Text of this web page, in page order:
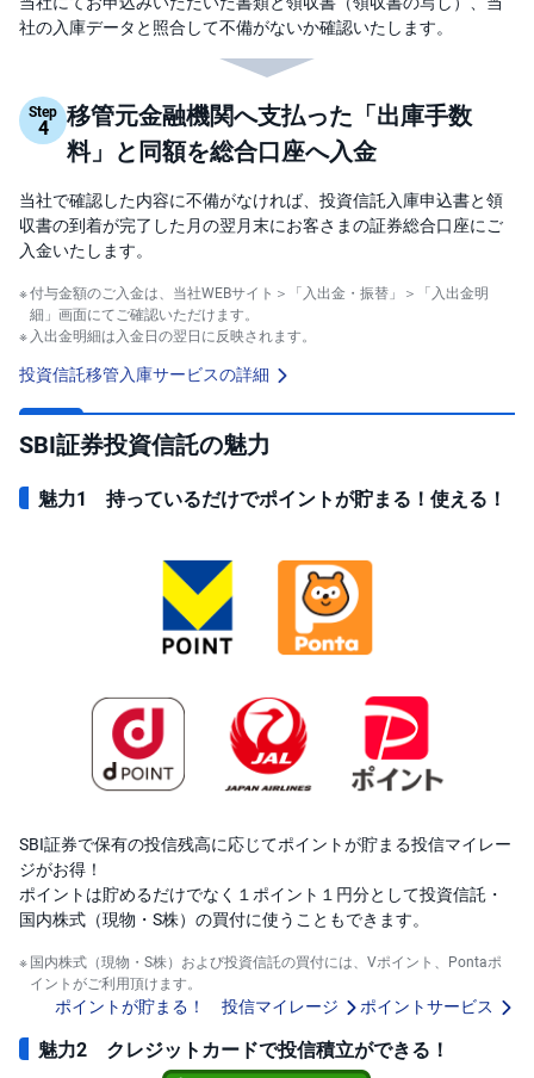
6
5)
頭
C
F
S
T(
セ
キ
リ
テ
ィ
・
ト
ー
ン
S
BI
i
D
e
C
o
社の入庫データと照合して不備がないか確認いたします。
Step
4
移管元金融機関へ支払った「出庫手数
料」と同額を総合口座へ入金
当社で確認した内容に不備がなければ、投資信託入庫申込書と領
収書の到着が完了した月の翌月末にお客さまの証券総合口座にご
入金いたします。
付与金額のご入金は、当社WEBサイト＞「入出金・振替」＞「入出金明
細」画面にてご確認いただけます。
入出金明細は入金日の翌日に反映されます。
投資信託移管入庫サービスの詳細
SBI証券投資信託の魅力
魅力1 持っているだけでポイントが貯まる！使える！
SBI証券で保有の投信残高に応じてポイントが貯まる投信マイレー
ジがお得！
ポイントは貯めるだけでなく１ポイント１円分として投資信託・
国内株式（現物・S株）の買付に使うこともできます。
国内株式（現物・S株）および投資信託の買付には、Vポイント、Pontaポ
イントがご利用頂けます。
ポイントが貯まる！ 投信マイレージ ポイントサービス
魅力2 クレジットカードで投信積立ができる！